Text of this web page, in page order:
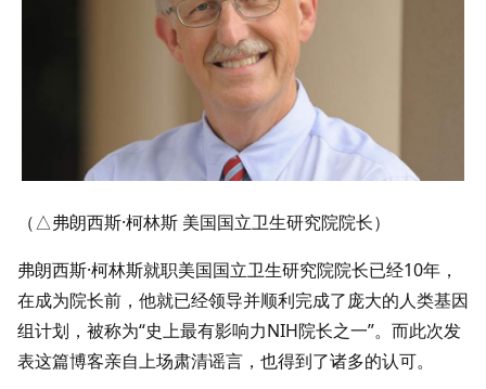
（△弗朗西斯·柯林斯 美国国立卫生研究院院长）
弗朗西斯·柯林斯就职美国国立卫生研究院院长已经10年，
在成为院长前，他就已经领导并顺利完成了庞大的人类基因
组计划，被称为“史上最有影响力NIH院长之一”。而此次发
表这篇博客亲自上场肃清谣言，也得到了诸多的认可。